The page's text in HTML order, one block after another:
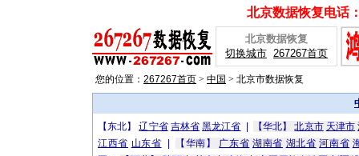
北京数据恢复电话
北京数据恢复
切换城市 267267首页
您的位置： 267267首页 > 中国 > 北京市数据恢复
【东北】辽宁省 吉林省 黑龙江省 【华北】北京市 天津市
江西省 山东省 【华南】 广东省 湖南省 湖北省 河南省